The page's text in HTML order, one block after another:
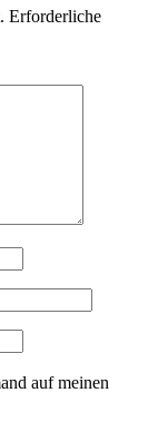
Erforderliche
auf meinen